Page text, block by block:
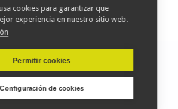
© 2019 fundacionsavia.org |
cookies para garantizar que
experiencia en nuestro sitio web.
Permitir cookies
Configuración de cookies